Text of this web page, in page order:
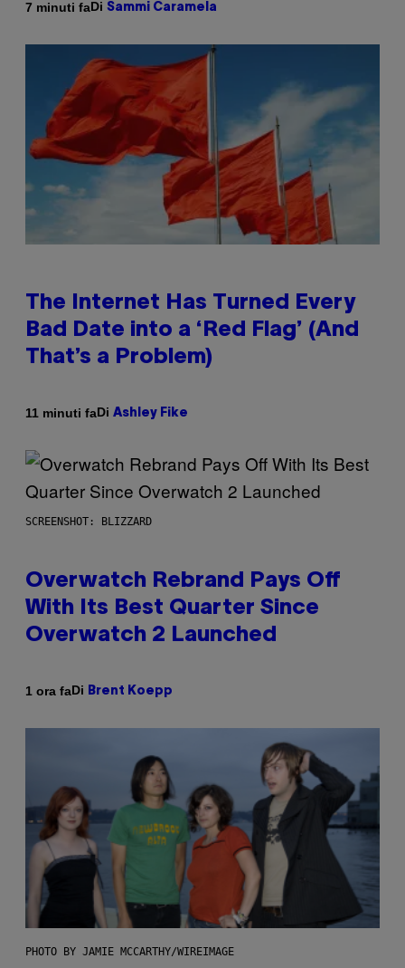
7 minuti faDi Sammi Caramela
The Internet Has Turned Every
Bad Date into a ‘Red Flag’ (And
That’s a Problem)
11 minuti faDi Ashley Fike
SCREENSHOT: BLIZZARD
Overwatch Rebrand Pays Off
With Its Best Quarter Since
Overwatch 2 Launched
1 ora faDi Brent Koepp
PHOTO BY JAMIE MCCARTHY/WIREIMAGE